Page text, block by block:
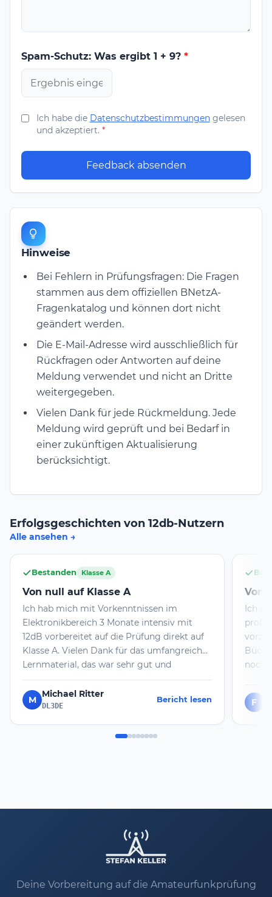
Spam-Schutz: Was ergibt 1 + 9? *
Ich habe die Datenschutzbestimmungengelesen
und akzeptiert. *
Feedback absenden
Hinweise
Bei Fehlern in Prüfungsfragen: Die Fragen
stammen aus dem offiziellen BNetzA-
Fragenkatalog und können dort nicht
geändert werden.
Die E-Mail-Adresse wird ausschließlich für
Rückfragen oder Antworten auf deine
Meldung verwendet und nicht an Dritte
weitergegeben.
Vielen Dank für jede Rückmeldung. Jede
Meldung wird geprüft und bei Bedarf in
einer zukünftigen Aktualisierung
berücksichtigt.
Erfolgsgeschichten von 12db-Nutzern
Alle ansehen
Bestanden Klasse A
Von null auf Klasse A
Ich hab mich mit Vorkenntnissen im
Elektronikbereich 3 Monate intensiv mit
12dB vorbereitet auf die Prüfung direkt auf
Klasse A. Vielen Dank für das umfangreiche
Lernmaterial, das war sehr gut und
unbedingt empfehlenswert. Zusätzlich hat
mir ein Coach mit Rat und Tat zur Seite
gestanden. Auch das ist sehr hilfreich. Mit
ohne Probleme zu schaffen.
M
Michael Ritter
DL3DE
Bericht lesen
Von
Ich
noch
ich
und
F
Deine Vorbereitung auf die Amateurfunkprüfung